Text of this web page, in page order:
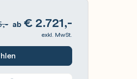
ab € 2.721,-
exkl. MwSt.